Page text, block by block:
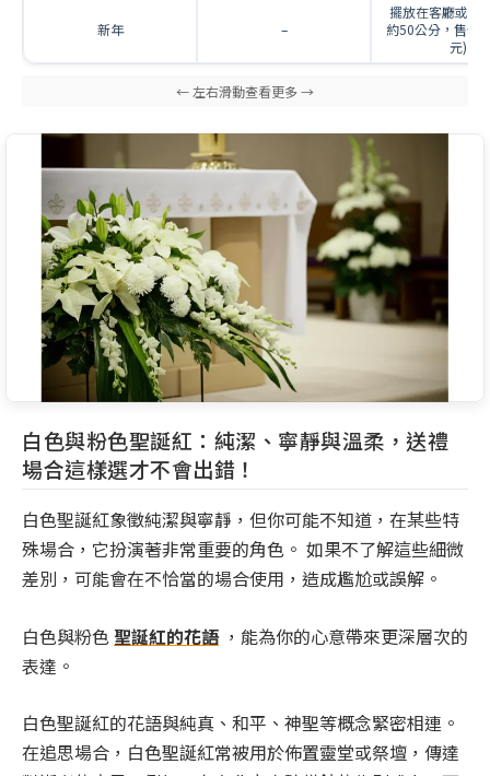
新年 –
擺放在客廳或玄
約50公分，售價
元)
白色與粉色聖誕紅：純潔、寧靜與溫柔，送禮
場合這樣選才不會出錯！
白色聖誕紅象徵純潔與寧靜，但你可能不知道，在某些特
殊場合，它扮演著非常重要的角色。 如果不了解這些細微
差別，可能會在不恰當的場合使用，造成尷尬或誤解。
白色與粉色 聖誕紅的花語 ，能為你的心意帶來更深層次的
表達。
白色聖誕紅的花語與純真、和平、神聖等概念緊密相連。
在追思場合，白色聖誕紅常被用於佈置靈堂或祭壇，傳達